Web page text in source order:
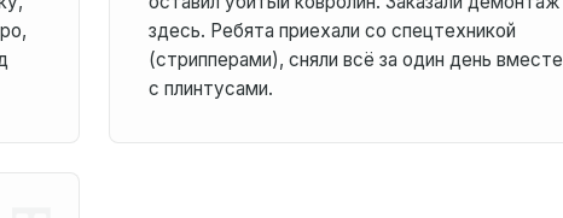
здесь. Ребята приехали со спецтехникой
(стрипперами), сняли всё за один день вместе
с плинтусами.